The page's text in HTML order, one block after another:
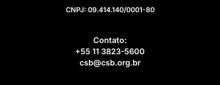
CNPJ: 09.414.140/0001-80
Contato:
+55 11 3823-5600
csb@csb.org.br